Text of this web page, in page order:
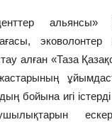
эковолонтер
алған «Таза
бойына игі